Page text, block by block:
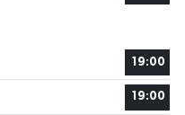
19:00
19:00